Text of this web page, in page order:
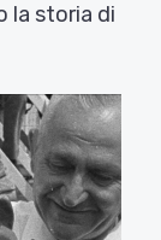
la storia di